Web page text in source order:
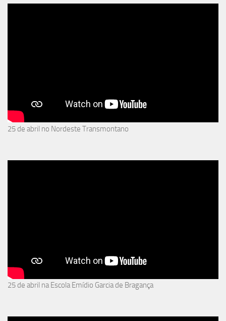
25 de abril no Nordeste Transmontano
25 de abril na Escola Emídio Garcia de Bragança